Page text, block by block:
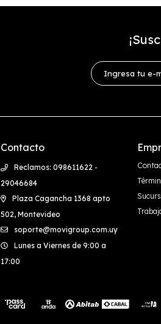
Contacto
Reclamos: 098611622 -
29046684
Plaza Cagancha 1368 apto
502, Montevideo
soporte@movigroup.com.uy
Lunes a Viernes de 9:00 a
17:00